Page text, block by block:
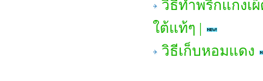
วิธีทำพริกแกงเ
ใต้แท้ๆ |
วิธีเก็บหอมแดง